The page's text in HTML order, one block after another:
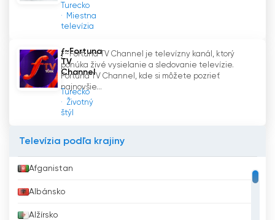
vysielanie teraz online
Turecko
Miestna
televízia
ƒ~Fortuna
TV
Channel
Turecko
Životný
štýl
ƒ~Fortuna TV Channel je televízny kanál, ktorý
ponúka živé vysielanie a sledovanie televízie.
Fortuna TV Channel, kde si môžete pozrieť
najnovšie...
Televízia podľa krajiny
Afganistan
Albánsko
Alžírsko